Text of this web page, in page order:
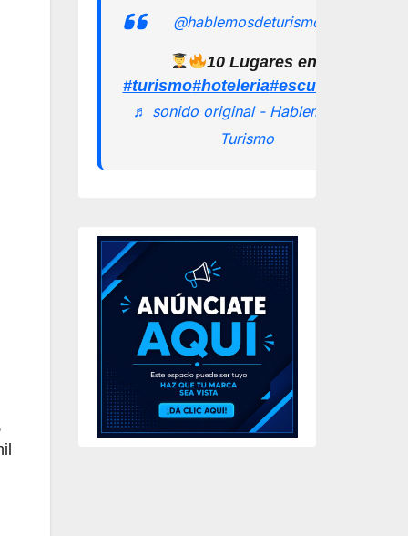
@hablemosdeturismomx
10 Lugares en los que
#turismo#hoteleria
♬ sonido original - Hablemos de
Turismo